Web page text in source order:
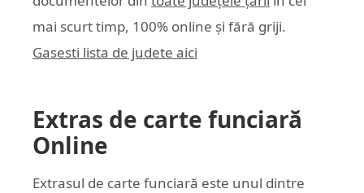
mai scurt timp, 100% online și fără griji.
Gasesti lista de judete aici
Extras de carte funciară
Online
Extrasul de carte funciară este unul dintre